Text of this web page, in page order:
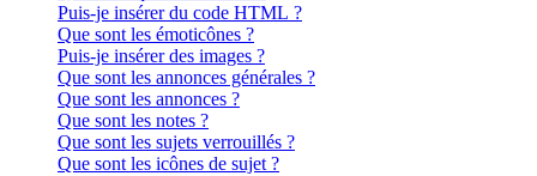
Puis-je insérer du code HTML ?
Que sont les émoticônes ?
Puis-je insérer des images ?
Que sont les annonces générales ?
Que sont les annonces ?
Que sont les notes ?
Que sont les sujets verrouillés ?
Que sont les icônes de sujet ?